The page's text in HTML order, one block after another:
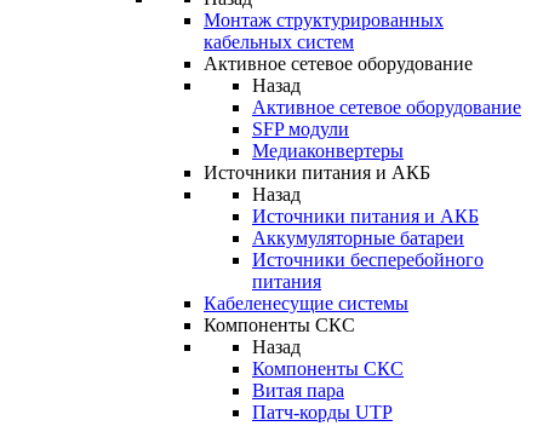
Монтаж структурированных
кабельных систем
Активное сетевое оборудование
Назад
Активное сетевое оборудование
SFP модули
Медиаконвертеры
Источники питания и АКБ
Назад
Источники питания и АКБ
Аккумуляторные батареи
Источники бесперебойного
питания
Кабеленесущие системы
Компоненты СКС
Назад
Компоненты СКС
Витая пара
Патч-корды UTP